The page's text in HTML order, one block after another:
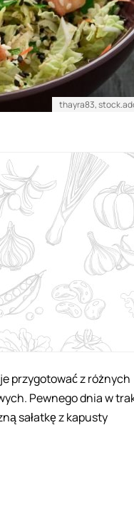
thayra83,
przygotować z różnych
Pewnego dnia w
sałatkę z kapusty